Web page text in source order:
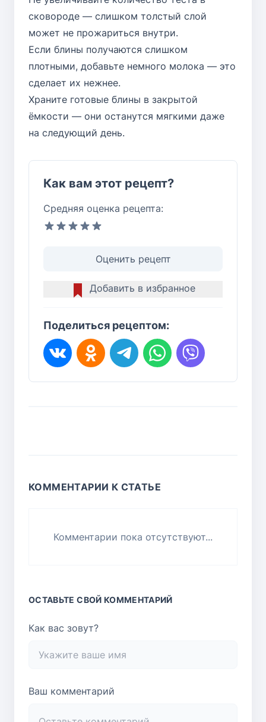
сковороде — слишком толстый слой
может не прожариться внутри.
Если блины получаются слишком
плотными, добавьте немного молока — это
сделает их нежнее.
Храните готовые блины в закрытой
ёмкости — они останутся мягкими даже
на следующий день.
Как вам этот рецепт?
Средняя оценка рецепта:
Оценить рецепт
Добавить в избранное
Поделиться рецептом:
КОММЕНТАРИИ К СТАТЬЕ
Комментарии пока отсутствуют...
ОСТАВЬТЕ СВОЙ КОММЕНТАРИЙ
Как вас зовут?
Ваш комментарий